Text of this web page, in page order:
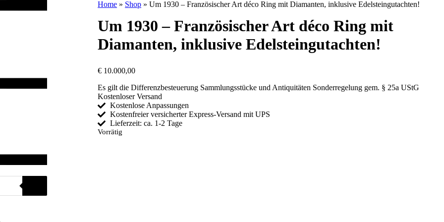
Home » Shop »Um 1930 – Französischer Art déco Ring mit Diamanten, inklusive Edelsteingutachten!
Um 1930 – Französischer Art déco Ring mit
Diamanten, inklusive Edelsteingutachten!
€ 10.000,00
Es gilt die Differenzbesteuerung Sammlungsstücke und Antiquitäten Sonderregelung gem. § 25a UStG
Kostenloser Versand
Kostenlose Anpassungen
Kostenfreier versicherter Express-Versand mit UPS
Lieferzeit: ca. 1-2 Tage
Vorrätig